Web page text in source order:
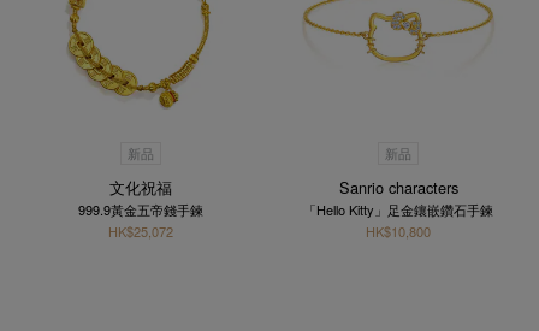
新品
文化祝福
999.9黃金五帝錢手鍊
HK$25,072
新品
Sanrio characters
「Hello Kitty」足金鑲嵌鑽石手鍊
HK$10,800